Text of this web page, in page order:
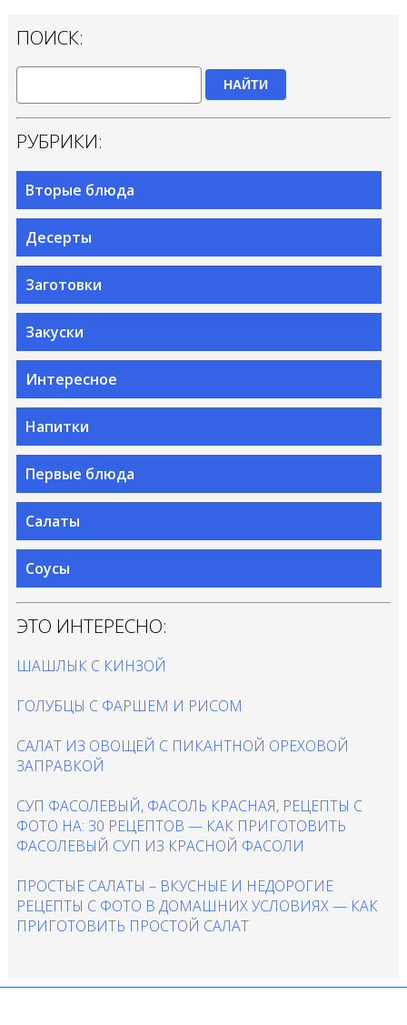
ПОИСК:
НАЙТИ
РУБРИКИ:
Вторые блюда
Десерты
Заготовки
Закуски
Интересное
Напитки
Первые блюда
Салаты
Соусы
ЭТО ИНТЕРЕСНО:
ШАШЛЫК С КИНЗОЙ
ГОЛУБЦЫ С ФАРШЕМ И РИСОМ
САЛАТ ИЗ ОВОЩЕЙ С ПИКАНТНОЙ ОРЕХОВОЙ
ЗАПРАВКОЙ
СУП ФАСОЛЕВЫЙ, ФАСОЛЬ КРАСНАЯ, РЕЦЕПТЫ С
ФОТО НА: 30 РЕЦЕПТОВ — КАК ПРИГОТОВИТЬ
ФАСОЛЕВЫЙ СУП ИЗ КРАСНОЙ ФАСОЛИ
ПРОСТЫЕ САЛАТЫ – ВКУСНЫЕ И НЕДОРОГИЕ
РЕЦЕПТЫ С ФОТО В ДОМАШНИХ УСЛОВИЯХ — КАК
ПРИГОТОВИТЬ ПРОСТОЙ САЛАТ